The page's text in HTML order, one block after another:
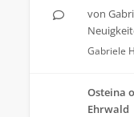
von
Gabriele H
Osteina
Ehrwald